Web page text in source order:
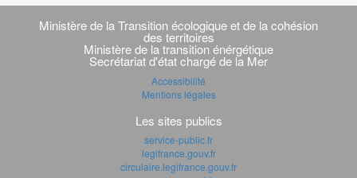
Navigation
transverse
Ministère de la Transition écologique et de la cohésion
des territoires
Ministère de la transition énérgétique
Secrétariat d'état chargé de la Mer
Accessibilité
Mentions légales
Les sites publics
service-public.fr
legifrance.gouv.fr
circulaire.legifrance.gouv.fr